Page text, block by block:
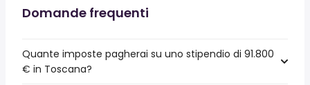
Domande frequenti
Quante imposte pagherai su uno stipendio di 91.800
€ in Toscana?